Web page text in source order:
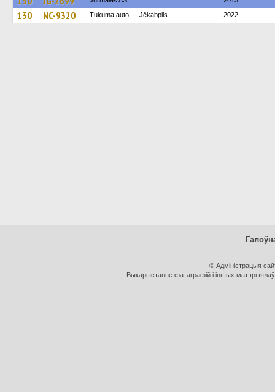
130 NC-9320 Tukuma auto — Jēkabpils 2022
© Адміністрацыя
Выкарыстанне фатаграфій і іншых